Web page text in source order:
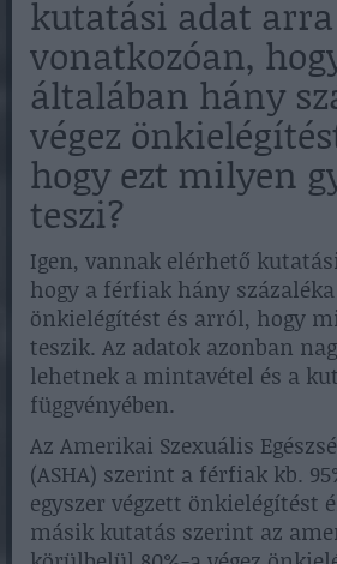
kutatási adat arra
vonatkozóan,
általában hány
végez
hogy ezt milyen
teszi?
Igen, vannak elérhető
hogy a férfiak hány százaléka
önkielégítést és arról, hogy
teszik. Az adatok azonban
lehetnek a mintavétel és a
függvényében.
Az Amerikai Szexuális
(ASHA) szerint a férfiak kb.
egyszer végzett önkielégítést
másik kutatás szerint az